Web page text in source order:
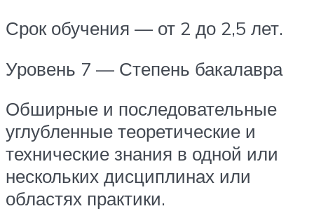
Срок обучения — от 2 до 2,5 лет.
Уровень 7 — Степень бакалавра
Обширные и последовательные
углубленные теоретические и
технические знания в одной или
нескольких дисциплинах или
областях практики.